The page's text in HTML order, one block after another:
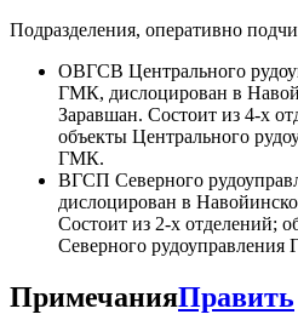
Подразделения, оперативно
ОВГСВ Центрального
ГМК, дислоцирован в
Заравшан. Состоит из 4-х
объекты Центрального
ГМК.
ВГСП Северного
дислоцирован в
Состоит из 2-х отделений;
Северного
ПримечанияПравить